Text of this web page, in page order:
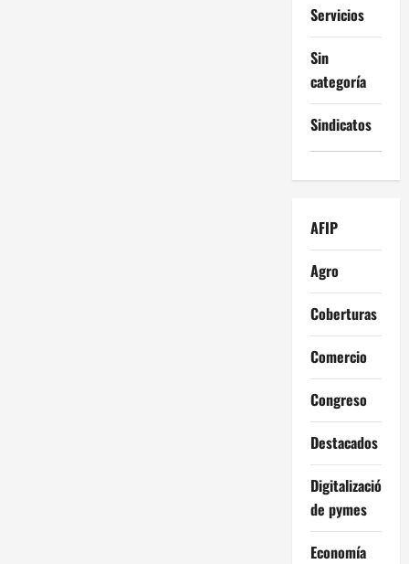
Servicios
Sin
categoría
Sindicatos
AFIP
Agro
Coberturas
Comercio
Congreso
Destacados
Digitalización
de pymes
Economía